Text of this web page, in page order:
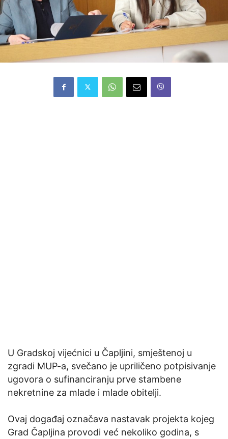
U Gradskoj vijećnici u Čapljini, smještenoj u
zgradi MUP-a, svečano je upriličeno potpisivanje
ugovora o sufinanciranju prve stambene
nekretnine za mlade i mlade obitelji.
Ovaj događaj označava nastavak projekta kojeg
Grad Čapljina provodi već nekoliko godina, s